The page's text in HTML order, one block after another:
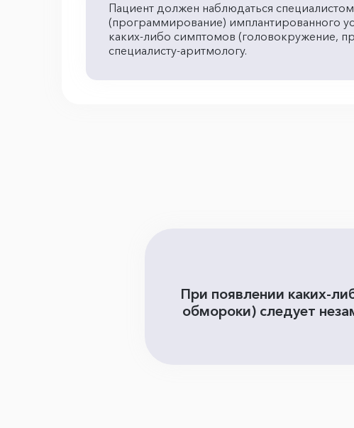
Пациент должен наблюдаться
(программирование) имплантированного
каких-либо симптомов (головокружение,
специалисту-аритмологу.
При появлении каких-
обмороки) следует